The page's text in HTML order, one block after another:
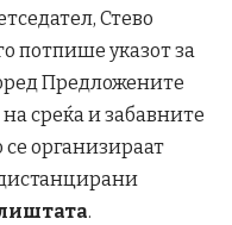
Стево
потпише указот за
Предложените
среќа и забавните
организираат
.